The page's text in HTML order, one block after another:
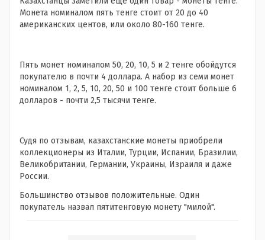
Монета номиналом пять тенге стоит от 20 до 40
американских центов, или около 80-160 тенге.
Пять монет номиналом 50, 20, 10, 5 и 2 тенге обойдутся
покупателю в почти 4 доллара. А набор из семи монет
номиналом 1, 2, 5, 10, 20, 50 и 100 тенге стоит больше 6
долларов - почти 2,5 тысячи тенге.
Судя по отзывам, казахстанские монеты приобрели
коллекционеры из Италии, Турции, Испании, Бразилии,
Великобритании, Германии, Украины, Израиля и даже
России.
Большинство отзывов положительные. Один
покупатель назвал пятитенговую монету "милой".